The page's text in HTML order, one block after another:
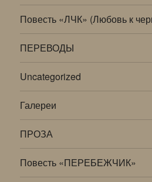
Повесть «ЛЧК» (Любовь к
ПЕРЕВОДЫ
Uncategorized
Галереи
ПРОЗА
Повесть «ПЕРЕБЕЖЧИК»